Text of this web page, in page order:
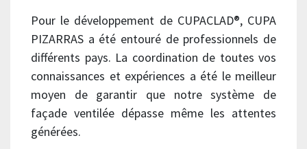
Pour le développement de CUPACLAD®, CUPA
PIZARRAS a été entouré de professionnels de
différents pays. La coordination de toutes vos
connaissances et expériences a été le meilleur
moyen de garantir que notre système de
façade ventilée dépasse même les attentes
générées.